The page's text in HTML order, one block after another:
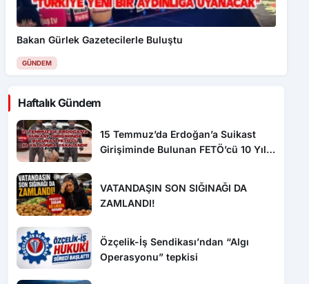
Bakan Gürlek Gazetecilerle Buluştu
GÜNDEM
Haftalık Gündem
15 Temmuz’da Erdoğan’a Suikast
Girişiminde Bulunan FETÖ’cü 10 Yıl
VATANDAŞIN SON SIĞINAĞI DA
ZAMLANDI!
Özçelik-İş Sendikası’ndan “Algı
Operasyonu” tepkisi